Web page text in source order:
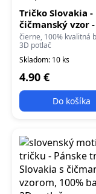
Tričko Slovakia -
čičmanský vzor -
čierne, 100% kvalitná
3D potlač
Skladom: 10 ks
4.90 €
Do košíka